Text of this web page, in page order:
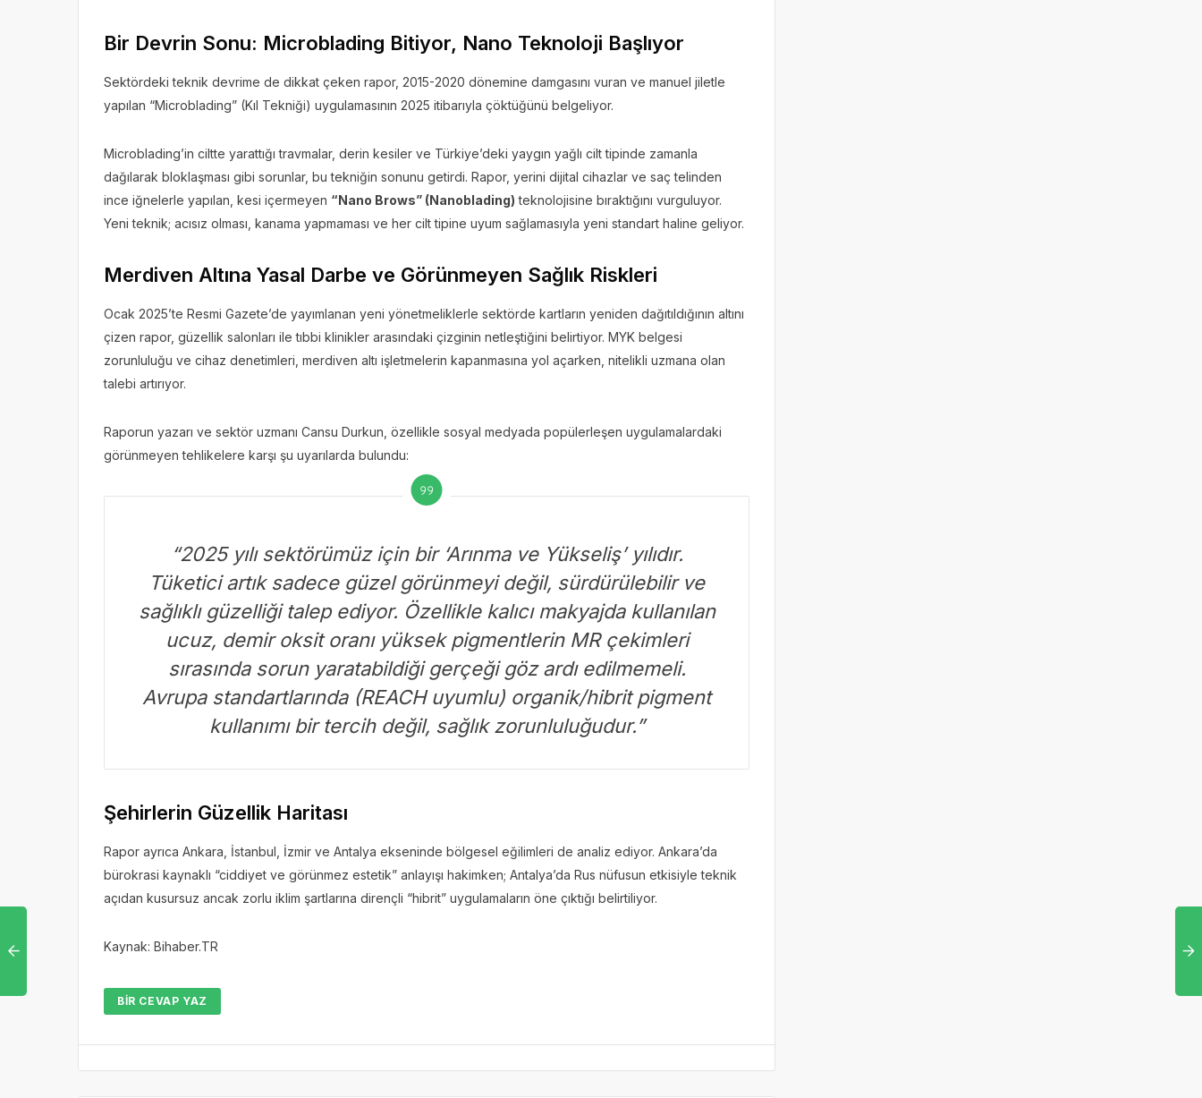
Bir Devrin Sonu: Microblading Bitiyor, Nano Teknoloji Başlıyor
Sektördeki teknik devrime de dikkat çeken rapor, 2015-2020 dönemine damgasını vuran ve manuel jiletle
yapılan “Microblading” (Kıl Tekniği) uygulamasının 2025 itibarıyla çöktüğünü belgeliyor.
Microblading’in ciltte yarattığı travmalar, derin kesiler ve Türkiye’deki yaygın yağlı cilt tipinde zamanla
dağılarak bloklaşması gibi sorunlar, bu tekniğin sonunu getirdi. Rapor, yerini dijital cihazlar ve saç telinden
ince iğnelerle yapılan, kesi içermeyen “Nano Brows” (Nanoblading) teknolojisine bıraktığını vurguluyor.
Yeni teknik; acısız olması, kanama yapmaması ve her cilt tipine uyum sağlamasıyla yeni standart haline geliyor.
Merdiven Altına Yasal Darbe ve Görünmeyen Sağlık Riskleri
Ocak 2025’te Resmi Gazete’de yayımlanan yeni yönetmeliklerle sektörde kartların yeniden dağıtıldığının altını
çizen rapor, güzellik salonları ile tıbbi klinikler arasındaki çizginin netleştiğini belirtiyor. MYK belgesi
zorunluluğu ve cihaz denetimleri, merdiven altı işletmelerin kapanmasına yol açarken, nitelikli uzmana olan
talebi artırıyor.
Raporun yazarı ve sektör uzmanı Cansu Durkun, özellikle sosyal medyada popülerleşen uygulamalardaki
görünmeyen tehlikelere karşı şu uyarılarda bulundu:
“2025 yılı sektörümüz için bir ‘Arınma ve Yükseliş’ yılıdır.
Tüketici artık sadece güzel görünmeyi değil, sürdürülebilir ve
sağlıklı güzelliği talep ediyor. Özellikle kalıcı makyajda kullanılan
ucuz, demir oksit oranı yüksek pigmentlerin MR çekimleri
sırasında sorun yaratabildiği gerçeği göz ardı edilmemeli.
Avrupa standartlarında (REACH uyumlu) organik/hibrit pigment
kullanımı bir tercih değil, sağlık zorunluluğudur.”
Şehirlerin Güzellik Haritası
Rapor ayrıca Ankara, İstanbul, İzmir ve Antalya ekseninde bölgesel eğilimleri de analiz ediyor. Ankara’da
bürokrasi kaynaklı “ciddiyet ve görünmez estetik” anlayışı hakimken; Antalya’da Rus nüfusun etkisiyle teknik
açıdan kusursuz ancak zorlu iklim şartlarına dirençli “hibrit” uygulamaların öne çıktığı belirtiliyor.
Kaynak: Bihaber.TR
BIR CEVAP YAZ